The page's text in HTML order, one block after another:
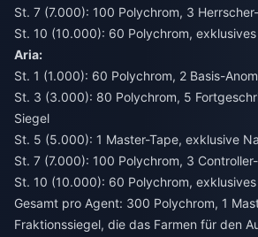
St. 7 (7.000): 100 Polychrom, 3
St. 10 (10.000): 60 Polychrom,
Aria:
St. 1 (1.000): 60 Polychrom, 2 Basis-
St. 3 (3.000): 80 Polychrom, 5
Siegel
St. 5 (5.000): 1 Master-Tape, exklusive
St. 7 (7.000): 100 Polychrom, 3
St. 10 (10.000): 60 Polychrom,
Gesamt pro Agent: 300 Polychrom, 1
Fraktionssiegel, die das Farmen für den